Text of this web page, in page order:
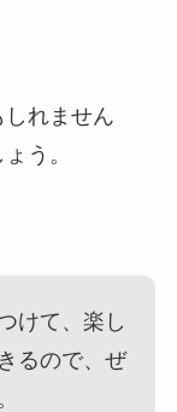
れません
う。
けて、楽し
るので、ぜ